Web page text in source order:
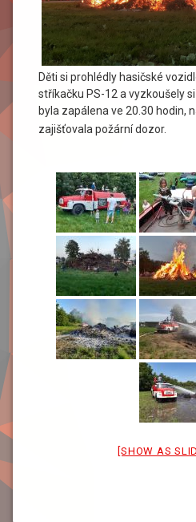
Děti si prohlédly hasičské
stříkačku PS-12 a vyzkoušely
byla zapálena ve 20.30 hodin,
zajišťovala požární dozor.
[SHOW AS